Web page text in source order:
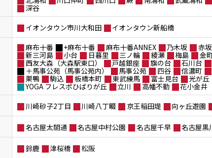
深谷
イオンタウン市川大和田 イオンタウン新船橋
麻布十番 +麻布十番 麻布十番ANNEX 乃木坂 赤坂
新三河島
小台 日暮里 三ノ輪 綾瀬 梅島 金
西友大森（大森駅東口）
戸越銀座 旗の台 石川台
＋馬事公苑（馬事公苑内）
馬事公苑 四谷 信濃町
巣鴨
駒込 板橋本町 東武練馬 富士見台 光が丘
YOGA フレスポひばりが丘
立川 高幡不動
花小金井
川崎砂子2丁目 川崎八丁畷 京王稲田堤 向ヶ丘遊園
名古屋太閤通 名古屋中村公園 名古屋千早 名古屋黒
鈴鹿 津桜橋 松阪